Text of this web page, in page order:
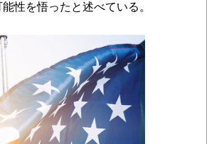
性を悟ったと述べている。